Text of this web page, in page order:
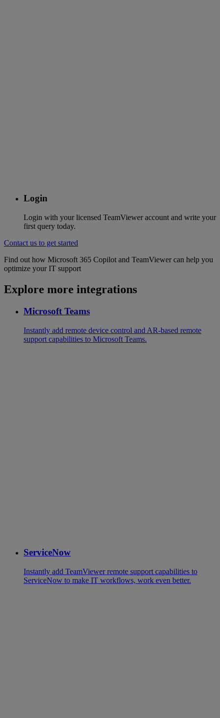
Login
Login with your licensed TeamViewer account and write your
first query today.
Contact us to get started
Find out how Microsoft 365 Copilot and TeamViewer can help you
optimize your IT support
Explore more integrations
Microsoft Teams
Instantly add remote device control and AR-based remote
support capabilities to Microsoft Teams.
ServiceNow
Instantly add TeamViewer remote support capabilities to
ServiceNow to make IT workflows, work even better.